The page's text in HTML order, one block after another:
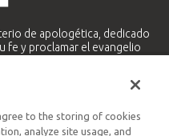
de apologética, dedicado
fe y proclamar el evangelio
y Latinoamericano
to the storing of cookies
analyze site usage, and